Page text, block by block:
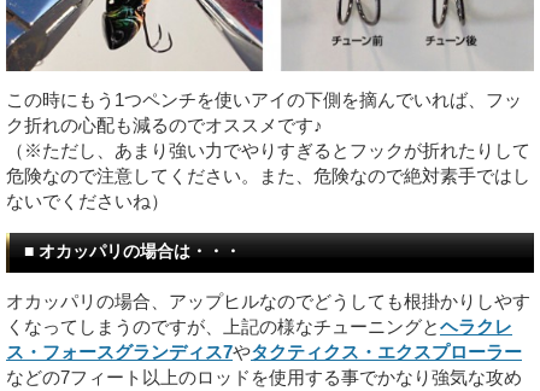
この時にもう1つペンチを使いアイの下側を摘んでいれば、フッ
ク折れの心配も減るのでオススメです♪
（※ただし、あまり強い力でやりすぎるとフックが折れたりして
危険なので注意してください。また、危険なので絶対素手ではし
ないでくださいね）
■ オカッパリの場合は・・・
オカッパリの場合、アップヒルなのでどうしても根掛かりしやす
くなってしまうのですが、上記の様なチューニングとヘラクレ
ス・フォースグランディス7やタクティクス・エクスプローラー
などの7フィート以上のロッドを使用する事でかなり強気な攻め